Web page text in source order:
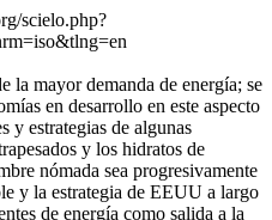
scielo.php?
la mayor demanda de energía; se
en desarrollo en este aspecto
y estrategias de algunas
y los hidratos de
nómada sea progresivamente
y la estrategia de EEUU a largo
de energía como salida a la